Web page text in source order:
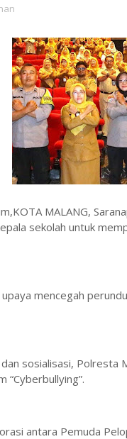
MALANG,
sekolah untuk
mencegah
sosialisasi, Polresta
“Cyberbullying”.
antara Pemuda